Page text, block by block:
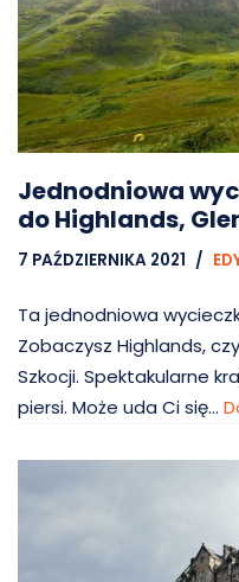
Jednodniowa
do Highlands,
7 PAŹDZIERNIKA 2021
Ta jednodniowa
Zobaczysz Highlands,
Szkocji. Spektakularne
piersi. Może uda Ci się…